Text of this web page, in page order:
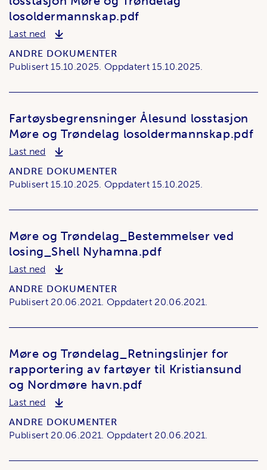
losoldermannskap.pdf
Last nedFartøysbegrensninger Kristiansund losstasjon
ANDRE DOKUMENTER
Publisert 15.10.2025.Oppdatert 15.10.2025.
Fartøysbegrensninger Ålesund losstasjon
Møre og Trøndelag losoldermannskap.pdf
Last nedFartøysbegrensninger Ålesund losstasjon Møre
ANDRE DOKUMENTER
Publisert 15.10.2025.Oppdatert 15.10.2025.
Møre og Trøndelag_Bestemmelser ved
losing_Shell Nyhamna.pdf
Last nedMøre og Trøndelag_Bestemmelser ved
ANDRE DOKUMENTER
Publisert 20.06.2021.Oppdatert 20.06.2021.
Møre og Trøndelag_Retningslinjer for
rapportering av fartøyer til Kristiansund
og Nordmøre havn.pdf
Last nedMøre og Trøndelag_Retningslinjer for
ANDRE DOKUMENTER
Publisert 20.06.2021.Oppdatert 20.06.2021.